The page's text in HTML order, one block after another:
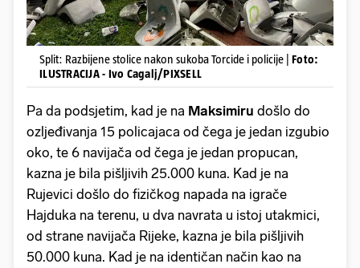
Split: Razbijene stolice nakon sukoba Torcide i policije | Foto:
ILUSTRACIJA - Ivo Cagalj/PIXSELL
Pa da podsjetim, kad je na Maksimiru došlo do
ozljeđivanja 15 policajaca od čega je jedan izgubio
oko, te 6 navijača od čega je jedan propucan,
kazna je bila pišljivih 25.000 kuna. Kad je na
Rujevici došlo do fizičkog napada na igrače
Hajduka na terenu, u dva navrata u istoj utakmici,
od strane navijača Rijeke, kazna je bila pišljivih
50.000 kuna. Kad je na identičan način kao na